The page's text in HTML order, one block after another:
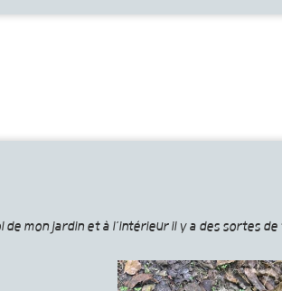
de mon jardin et à l’intérieur il y a des sortes